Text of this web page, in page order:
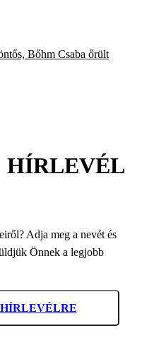
Bőhm Csaba őrült
HÍRLEVÉL
Adja meg a nevét és
Önnek a legjobb